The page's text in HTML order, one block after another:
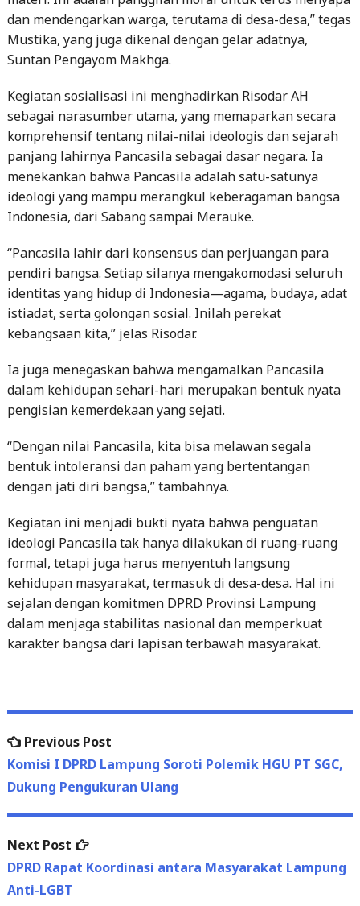
dan mendengarkan warga, terutama di desa-desa,” tegas
Mustika, yang juga dikenal dengan gelar adatnya,
Suntan Pengayom Makhga.
Kegiatan sosialisasi ini menghadirkan Risodar AH
sebagai narasumber utama, yang memaparkan secara
komprehensif tentang nilai-nilai ideologis dan sejarah
panjang lahirnya Pancasila sebagai dasar negara. Ia
menekankan bahwa Pancasila adalah satu-satunya
ideologi yang mampu merangkul keberagaman bangsa
Indonesia, dari Sabang sampai Merauke.
“Pancasila lahir dari konsensus dan perjuangan para
pendiri bangsa. Setiap silanya mengakomodasi seluruh
identitas yang hidup di Indonesia—agama, budaya, adat
istiadat, serta golongan sosial. Inilah perekat
kebangsaan kita,” jelas Risodar.
Ia juga menegaskan bahwa mengamalkan Pancasila
dalam kehidupan sehari-hari merupakan bentuk nyata
pengisian kemerdekaan yang sejati.
“Dengan nilai Pancasila, kita bisa melawan segala
bentuk intoleransi dan paham yang bertentangan
dengan jati diri bangsa,” tambahnya.
Kegiatan ini menjadi bukti nyata bahwa penguatan
ideologi Pancasila tak hanya dilakukan di ruang-ruang
formal, tetapi juga harus menyentuh langsung
kehidupan masyarakat, termasuk di desa-desa. Hal ini
sejalan dengan komitmen DPRD Provinsi Lampung
dalam menjaga stabilitas nasional dan memperkuat
karakter bangsa dari lapisan terbawah masyarakat.
Post
navigation
Previous Post
post:
Komisi I DPRD Lampung Soroti Polemik HGU PT SGC,
Dukung Pengukuran Ulang
Next Post
Next
post:
DPRD Rapat Koordinasi antara Masyarakat Lampung
Anti-LGBT